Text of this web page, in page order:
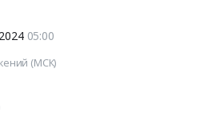
05:00
(МСК)